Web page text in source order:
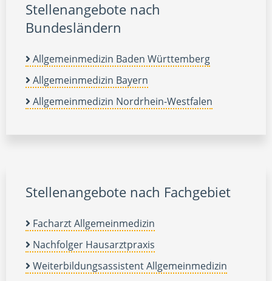
Stellenangebote nach
Bundesländern
Allgemeinmedizin Baden Württemberg
Allgemeinmedizin Bayern
Allgemeinmedizin Nordrhein-Westfalen
Stellenangebote nach Fachgebiet
Facharzt Allgemeinmedizin
Nachfolger Hausarztpraxis
Weiterbildungsassistent Allgemeinmedizin